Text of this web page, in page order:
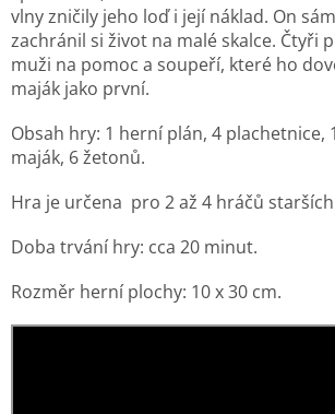
vlny zničily jeho loď i její náklad. On
zachránil si život na malé skalce. Čtyři
muži na pomoc a soupeří, které ho
maják jako první.
Obsah hry: 1 herní plán, 4 plachetnice,
maják, 6 žetonů.
Hra je určena pro 2 až 4 hráčů
Doba trvání hry: cca 20 minut.
Rozměr herní plochy: 10 x 30 cm.